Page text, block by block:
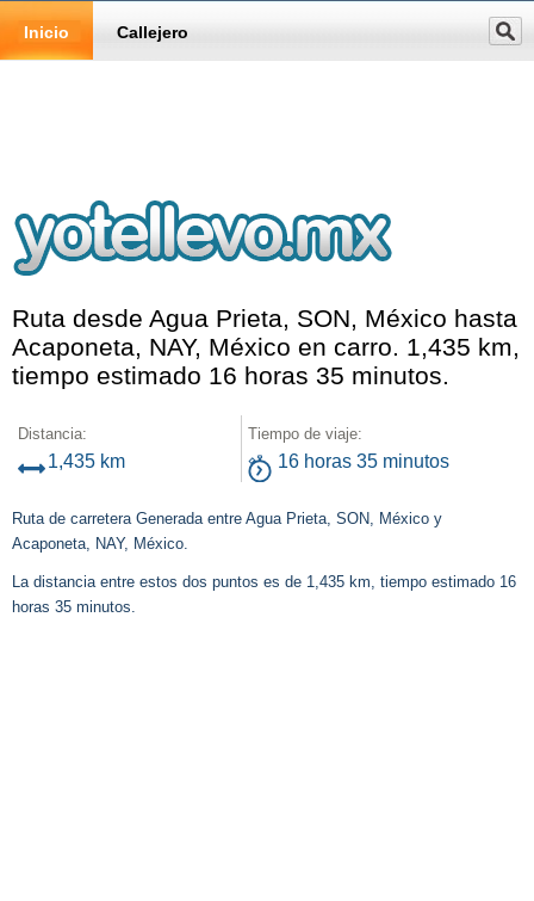
Inicio Callejero
Ruta desde Agua Prieta, SON, México hasta
Acaponeta, NAY, México en carro. 1,435 km,
tiempo estimado 16 horas 35 minutos.
Distancia:
1,435 km
Tiempo de viaje:
16 horas 35 minutos
Ruta de carretera Generada entre Agua Prieta, SON, México y
Acaponeta, NAY, México.
La distancia entre estos dos puntos es de 1,435 km, tiempo estimado 16
horas 35 minutos.